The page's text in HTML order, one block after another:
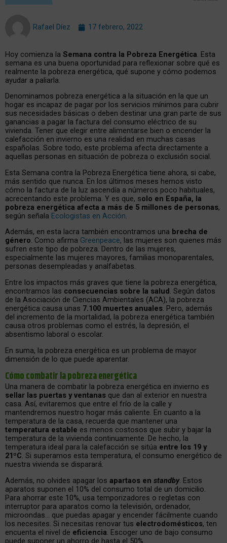
Rafael Díez 17 febrero, 2022
Hoy comienza la Semana contra la Pobreza Energética. Esta
semana es una buena oportunidad para reflexionar sobre qué es
realmente la pobreza energética, qué supone y cómo podemos
ayudar a paliarla.
Denominamos pobreza energética a la situación en la que un
hogar es incapaz de pagar por los servicios mínimos para cubrir
sus necesidades básicas o deben destinar una gran parte de sus
ganancias a pagar la factura del consumo eléctrico de su
vivienda. Tener que elegir entre alimentarse bien o encender la
calefacción en invierno es una realidad en muchas casas
españolas. Sobre todo, este problema afecta directamente a
aquellas personas en situación de pobreza o exclusión social.
Esta Semana contra la Pobreza Energética tiene ahora, si cabe,
más sentido que nunca. En los últimos meses hemos visto
cómo la factura de la luz ascendía a números poco habituales,
acrecentando este problema. Y es que, solo en España, la
pobreza energética afecta a más de 5 millones de personas,
según señala Ecologistas en Acción.
Además, en esta lacra también encontramos una brecha de
género. Como afirma Greenpeace, las mujeres son quienes más
sufren este tipo de pobreza. Dentro de las mujeres,
especialmente las mujeres mayores, familias monoparentales,
personas desempleadas y analfabetas.
Entre los impactos más graves que tiene la pobreza energética,
encontramos las consecuencias sobre la salud. Según datos
de la Asociación de Ciencias Ambientales (ACA), la pobreza
energética causa unas 7.100 muertes anuales. Pero, además
del incremento de la mortalidad, la pobreza energética también
causa otros problemas como el estrés, la depresión, el
absentismo laboral o escolar.
En suma, la pobreza energética es un problema de mayor
dimensión de lo que puede aparentar.
Cómo combatir la pobreza energética
Una manera de combatir la pobreza energética en invierno es
sellar las puertas y ventanas que dan al exterior en nuestra
casa. Así, evitaremos que entre el frío de la calle y
mantendremos nuestro hogar más caliente. En cuanto a la
temperatura de la casa, recuerda que mantener una
temperatura estable es menos costosos que subir y bajar la
temperatura de la vivienda continuamente. De hecho, la
temperatura ideal para la calefacción se sitúa entre los 19 y
21ºC. Si superamos esta temperatura, el consumo energético de
nuestra vivienda se disparará.
Además, no olvides apagar los apartaos en standby. Estos
aparatos suponen el 10% del consumo total de un domicilio.
Para ahorrar este 10%, usa temporizadores o regletas con
interruptor para aparatos como la televisión, ordenador,
microondas… que puedas apagar y encender fácilmente cuando
los necesites. Si necesitas renovar tus electrodomésticos, ten
encuenta el nivel de eficiencia. Escoger uno de bajo consumo
puede suponer un ahorro de hasta el 50%.